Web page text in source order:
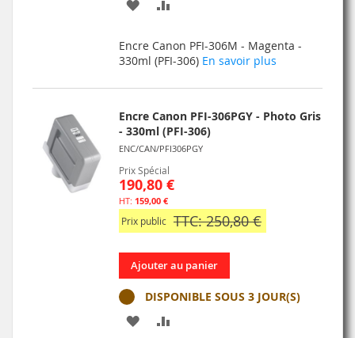
AJOUTER
MA
LISTE
D’ENVIE
COMPARATEUR
Encre Canon PFI-306M - Magenta -
330ml (PFI-306) En savoir plus
Encre Canon PFI-306PGY - Photo Gris
- 330ml (PFI-306)
ENC/CAN/PFI306PGY
Prix Spécial
190,80 €
159,00 €
Prix public TTC: 250,80 €
Ajouter au panier
DISPONIBLE SOUS 3 JOUR(S)
AJOUTER